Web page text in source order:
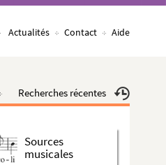
Actualités Contact Aide
Recherches récentes
Sources
musicales